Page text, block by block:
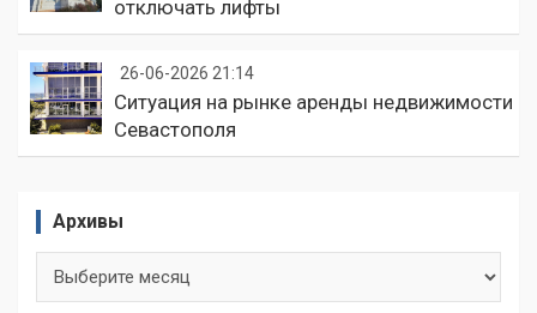
отключать лифты
26-06-2026 21:14
Ситуация на рынке аренды недвижимости
Севастополя
Архивы